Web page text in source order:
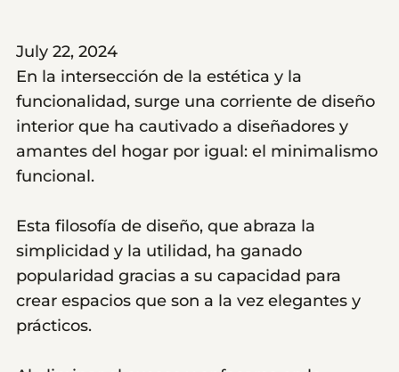
July 22, 2024
En la intersección de la estética y la
funcionalidad, surge una corriente de diseño
interior que ha cautivado a diseñadores y
amantes del hogar por igual: el minimalismo
funcional.
Esta filosofía de diseño, que abraza la
simplicidad y la utilidad, ha ganado
popularidad gracias a su capacidad para
crear espacios que son a la vez elegantes y
prácticos.